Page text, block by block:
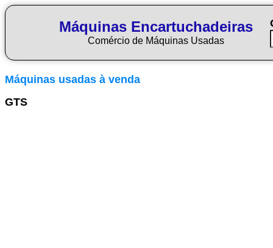
Máquinas Encartuchadeiras
Comércio de Máquinas Usadas
Máquinas usadas à venda
GTS